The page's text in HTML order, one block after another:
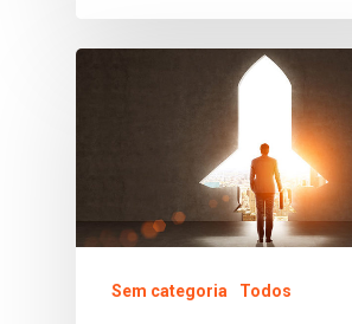
Sem categoria Todos